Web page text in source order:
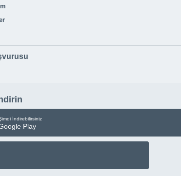
İndirebilirsiniz
Play